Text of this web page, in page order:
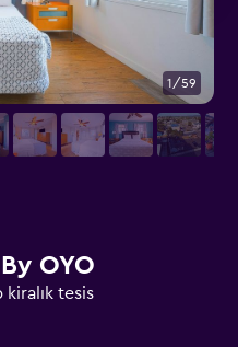
OYO
kiralık tesis
1/59